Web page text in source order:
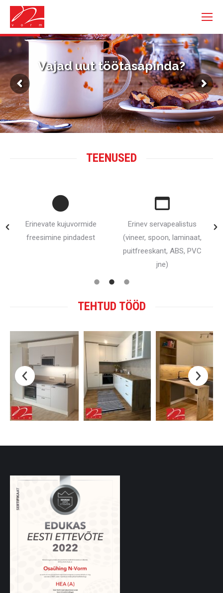
Vajad uut töötasapinda?
Oled täpselt õiges kohas
TEENUSED
Erinevate kujuvormide
freesimine pindadest
Erinev servapealistus
(vineer, spoon, laminaat,
puitfreeskant, ABS, PVC
jne)
TEHTUD TÖÖD